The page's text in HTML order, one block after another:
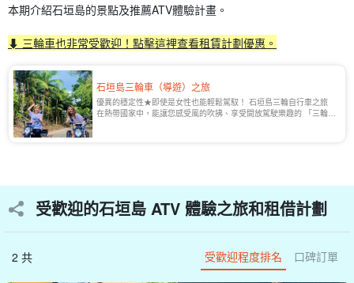
本期介紹石垣島的景點及推薦ATV體驗計畫。
⬇︎ 三輪車也非常受歡迎！點擊這裡查看租賃計劃優惠。
石垣島三輪車（導遊）之旅
優異的穩定性★即使是女性也能輕鬆駕馭！ 石垣島三輪自行車之旅
在熱帶國家中，能讓您感受風的吹拂、享受開放駕駛樂趣的 「三輪自
受歡迎的石垣島 ATV 體驗之旅和租借計劃
2 共 受歡迎程度排名 口碑訂單